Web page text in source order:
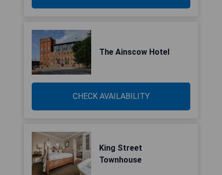
The Ainscow Hotel
CHECK AVAILABILITY
King Street
Townhouse